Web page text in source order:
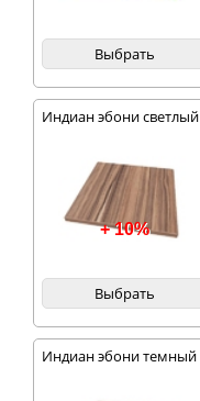
Выбрать
Индиан эбони светлый
+ 10%
Выбрать
Индиан эбони темный